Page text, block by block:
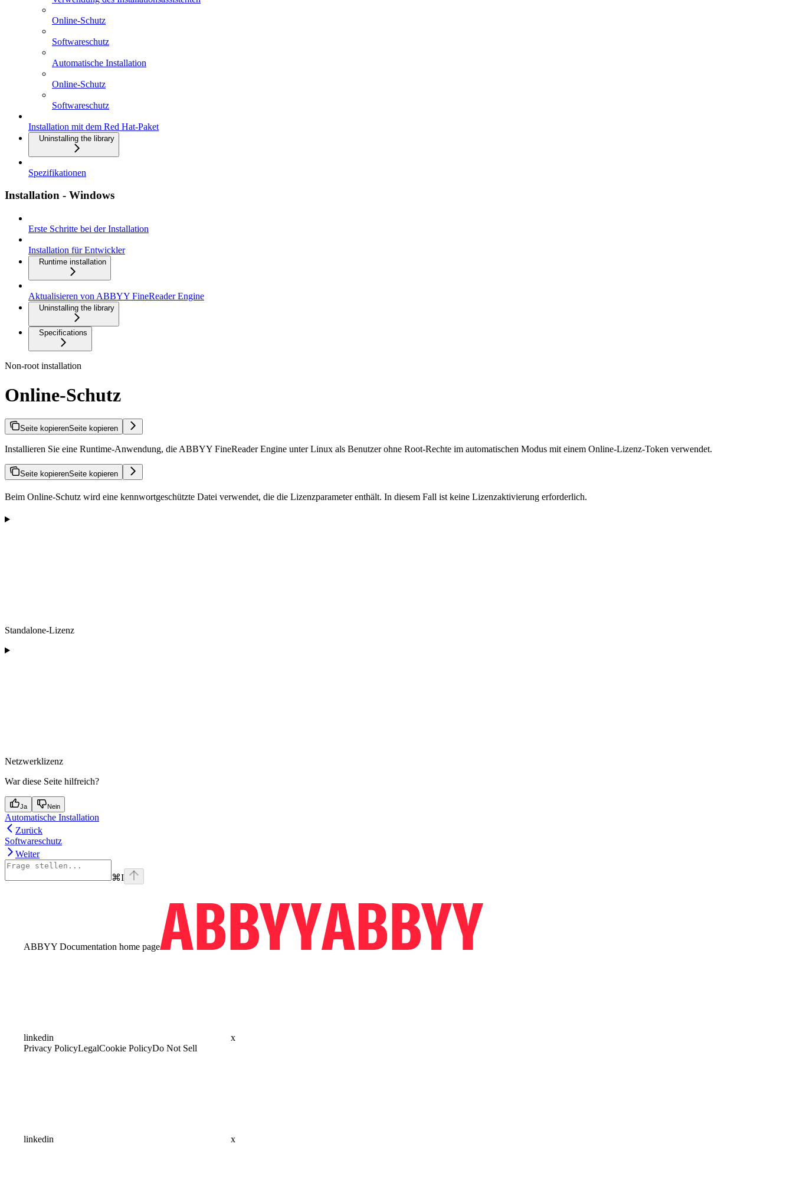
Online-Schutz
Softwareschutz
Automatische Installation
Online-Schutz
Softwareschutz
Installation mit dem Red Hat-Paket
Uninstalling the library
Spezifikationen
Installation - Windows
Erste Schritte bei der Installation
Installation für Entwickler
Runtime installation
Aktualisieren von ABBYY FineReader Engine
Uninstalling the library
Specifications
Non-root installation
Online-Schutz
Seite kopierenSeite kopieren
Installieren Sie eine Runtime-Anwendung, die ABBYY FineReader Engine unter Linux als Benutzer ohne Root-Rechte im automatischen Modus mit einem Online-Lizenz-Token verwendet.
Seite kopierenSeite kopieren
Beim Online-Schutz wird eine kennwortgeschützte Datei verwendet, die die Lizenzparameter enthält. In diesem Fall ist keine Lizenzaktivierung erforderlich.
Standalone-Lizenz
Netzwerklizenz
War diese Seite hilfreich?
Ja Nein
Automatische Installation
Zurück
Softwareschutz
Weiter
⌘I
ABBYY Documentation home page
linkedin
x
Privacy PolicyLegalCookie PolicyDo Not Sell
linkedin x